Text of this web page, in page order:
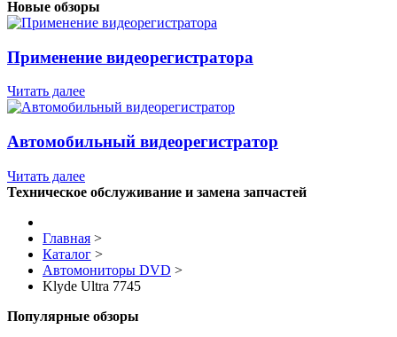
Новые обзоры
Применение видеорегистратора
Читать далее
Автомобильный видеорегистратор
Читать далее
Техническое обслуживание и замена запчастей
Главная >
Каталог >
Автомониторы DVD >
Klyde Ultra 7745
Популярные обзоры